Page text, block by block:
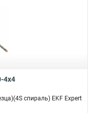
4x4
спираль) EKF Expert